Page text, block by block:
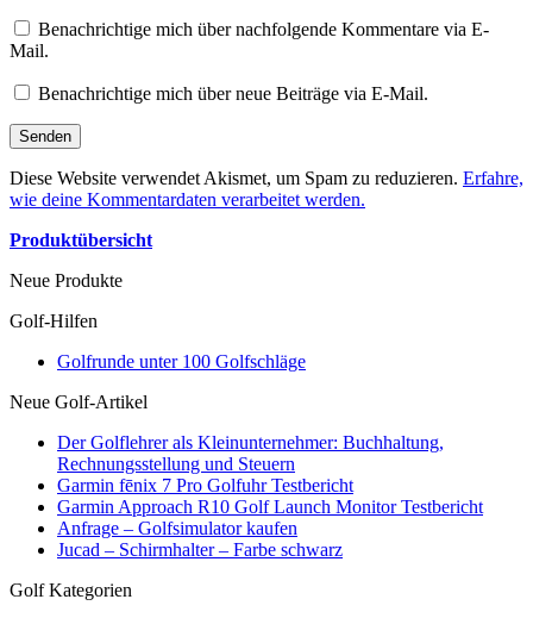
Benachrichtige mich über nachfolgende Kommentare via E-
Mail.
Benachrichtige mich über neue Beiträge via E-Mail.
Diese Website verwendet Akismet, um Spam zu reduzieren. Erfahre,
wie deine Kommentardaten verarbeitet werden.
Produktübersicht
Neue Produkte
Golf-Hilfen
Golfrunde unter 100 Golfschläge
Neue Golf-Artikel
Der Golflehrer als Kleinunternehmer: Buchhaltung,
Rechnungsstellung und Steuern
Garmin fēnix 7 Pro Golfuhr Testbericht
Garmin Approach R10 Golf Launch Monitor Testbericht
Anfrage – Golfsimulator kaufen
Jucad – Schirmhalter – Farbe schwarz
Golf Kategorien